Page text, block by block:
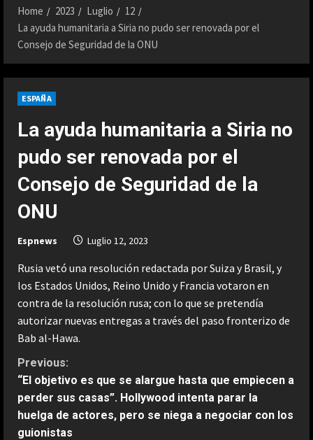
Home 2023 Luglio
12
La ayuda humanitaria a Siria no pudo ser renovada por el
Consejo de Seguridad de la ONU
ESPAÑA
La ayuda humanitaria a Siria no
pudo ser renovada por el
Consejo de Seguridad de la
ONU
Espnews Luglio 12, 2023
Rusia vetó una resolución redactada por Suiza y Brasil, y
los Estados Unidos, Reino Unido y Francia votaron en
contra de la resolución rusa; con lo que se pretendía
autorizar nuevas entregas a través del paso fronterizo de
Bab al-Hawa.
C
o
n
Previous:
“El objetivo es que se alargue hasta que empiecen a
perder sus casas”. Hollywood intenta parar la
huelga de actores, pero se niega a negociar con los
guionistas